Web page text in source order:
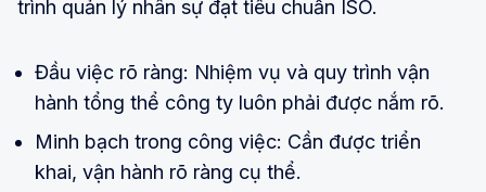
trình quản lý nhân sự đạt tiêu chuẩn ISO.
Đầu việc rõ ràng: Nhiệm vụ và quy trình vận
hành tổng thể công ty luôn phải được nắm rõ.
Minh bạch trong công việc: Cần được triển
khai, vận hành rõ ràng cụ thể.